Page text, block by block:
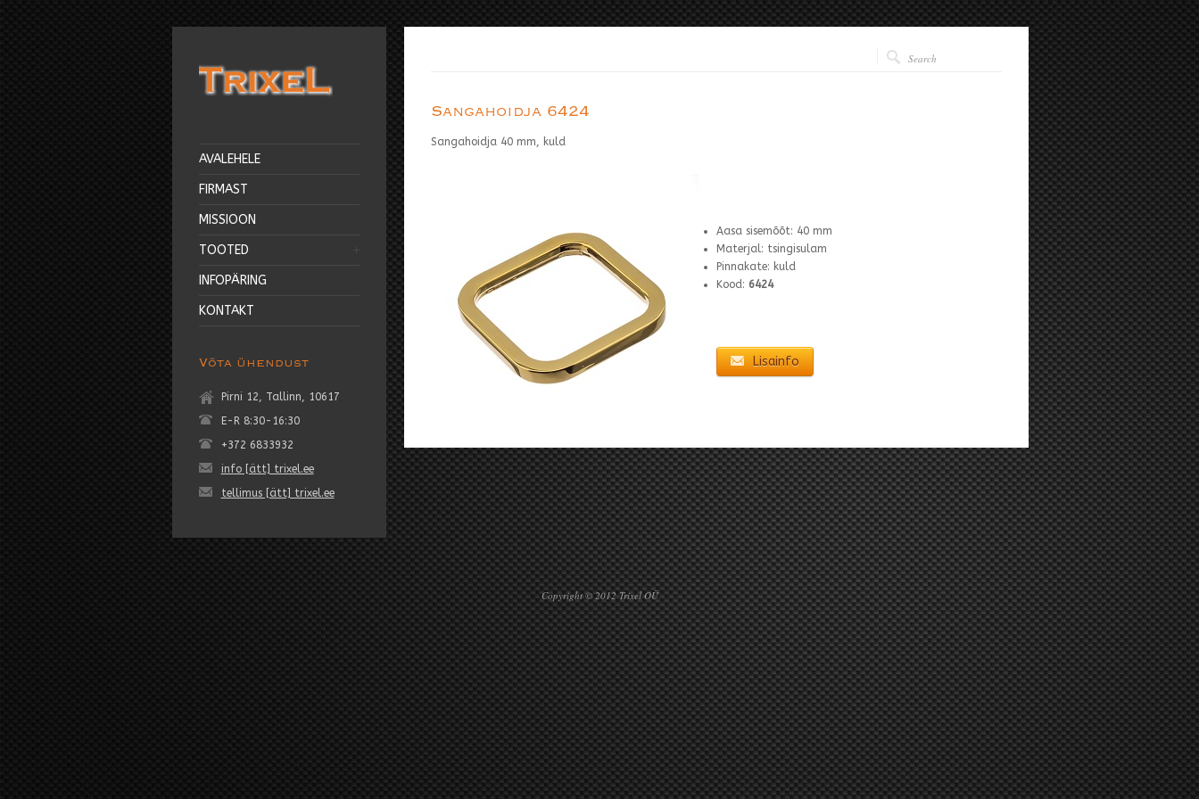
Sangahoidja 6424
Sangahoidja 40 mm, kuld
Aasa sisemõõt: 40 mm
Materjal: tsingisulam
Pinnakate: kuld
Kood: 6424
Lisainfo
AVALEHELE
FIRMAST
MISSIOON
TOOTED
INFOPÄRING
KONTAKT
Võta ühendust
Pirni 12, Tallinn, 10617
E-R 8:30-16:30
+372 6833932
info [ätt] trixel.ee
tellimus [ätt] trixel.ee
Copyright © 2012 Trixel OÜ